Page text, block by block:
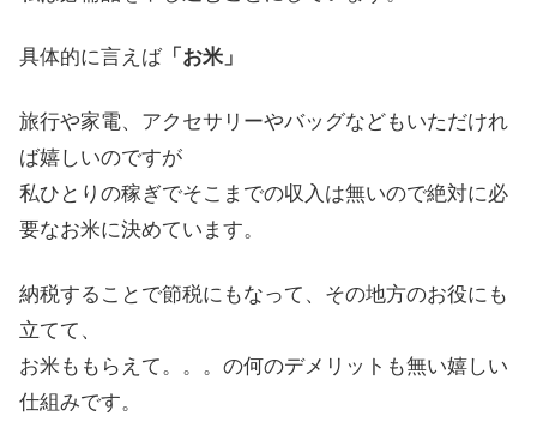
具体的に言えば「お米」
旅行や家電、アクセサリーやバッグなどもいただけれ
ば嬉しいのですが
私ひとりの稼ぎでそこまでの収入は無いので絶対に必
要なお米に決めています。
納税することで節税にもなって、その地方のお役にも
立てて、
お米ももらえて。。。の何のデメリットも無い嬉しい
仕組みです。